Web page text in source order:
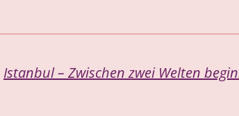
Istanbul – Zwischen zwei Welten